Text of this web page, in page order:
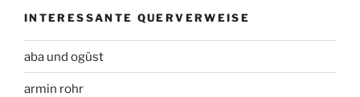
INTERESSANTE QUERVERWEISE
aba und ogüst
armin rohr